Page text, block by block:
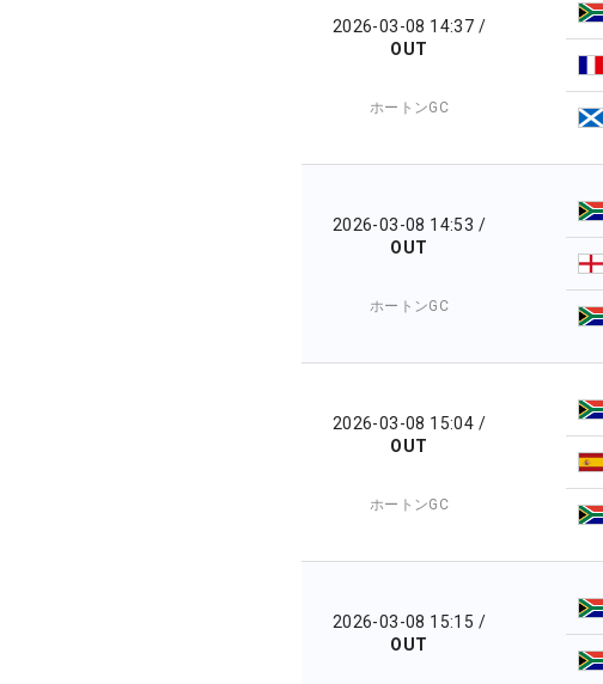
2026-03-08 14:37 /
OUT
ホートンGC
2026-03-08 14:53 /
OUT
ホートンGC
2026-03-08 15:04 /
OUT
ホートンGC
2026-03-08 15:15 /
OUT